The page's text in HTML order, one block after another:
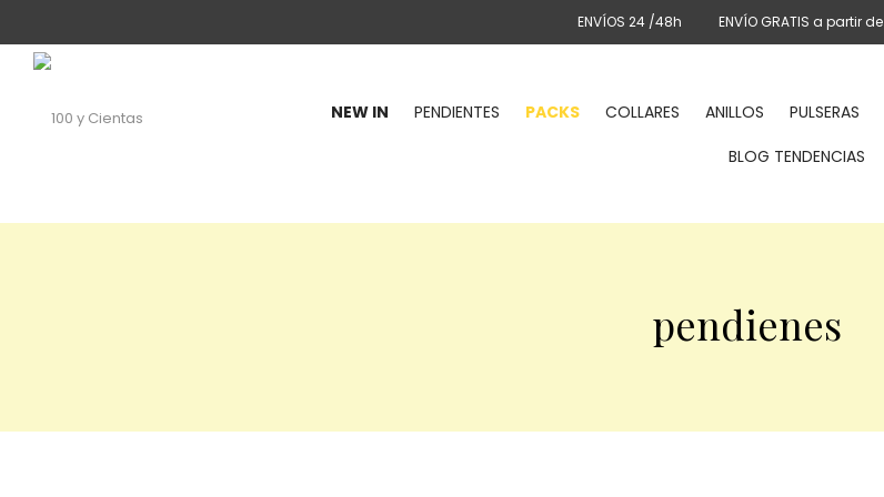
ENVÍOS 24 /48h ENVÍO GRATIS a partir de
NEW IN PENDIENTES PACKS COLLARES ANILLOS PULSERAS
BLOG TENDENCIAS
pendienes